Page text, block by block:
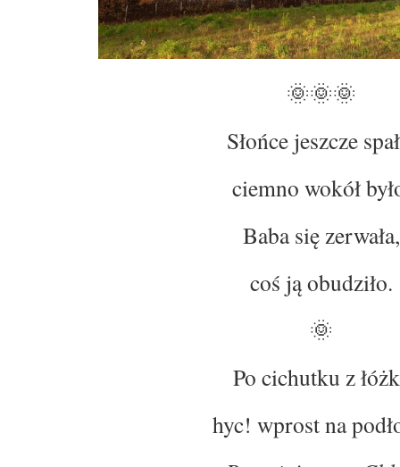
🌞🌞🌞
Słońce jeszcze
ciemno wokół
Baba się zerwała,
coś ją obudziło.
🌞
Po cichutku z
hyc! wprost na